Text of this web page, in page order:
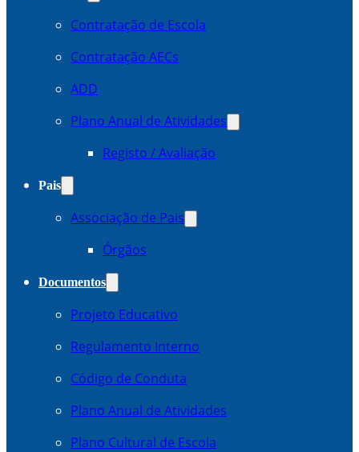
Contratação de Escola
Contratação AECs
ADD
Plano Anual de Atividades
Registo / Avaliação
Pais
Associação de Pais
Órgãos
Documentos
Projeto Educativo
Regulamento Interno
Código de Conduta
Plano Anual de Atividades
Plano Cultural de Escola